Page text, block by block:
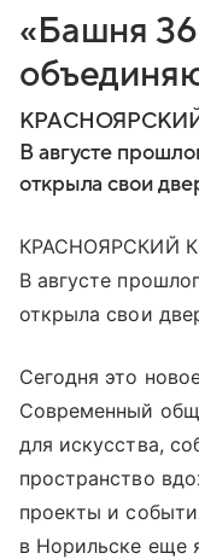
«Башня
В августе
открыла свои
КРАСНОЯРСКИЙ
В августе
открыла свои
Сегодня это
Современный
для искусства,
пространство
проекты и
в Норильске еще